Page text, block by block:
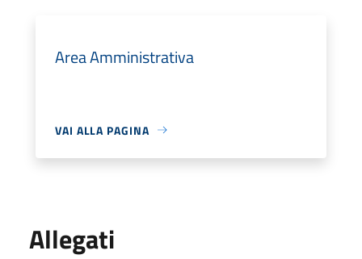
Area Amministrativa
VAI ALLA PAGINA
Allegati